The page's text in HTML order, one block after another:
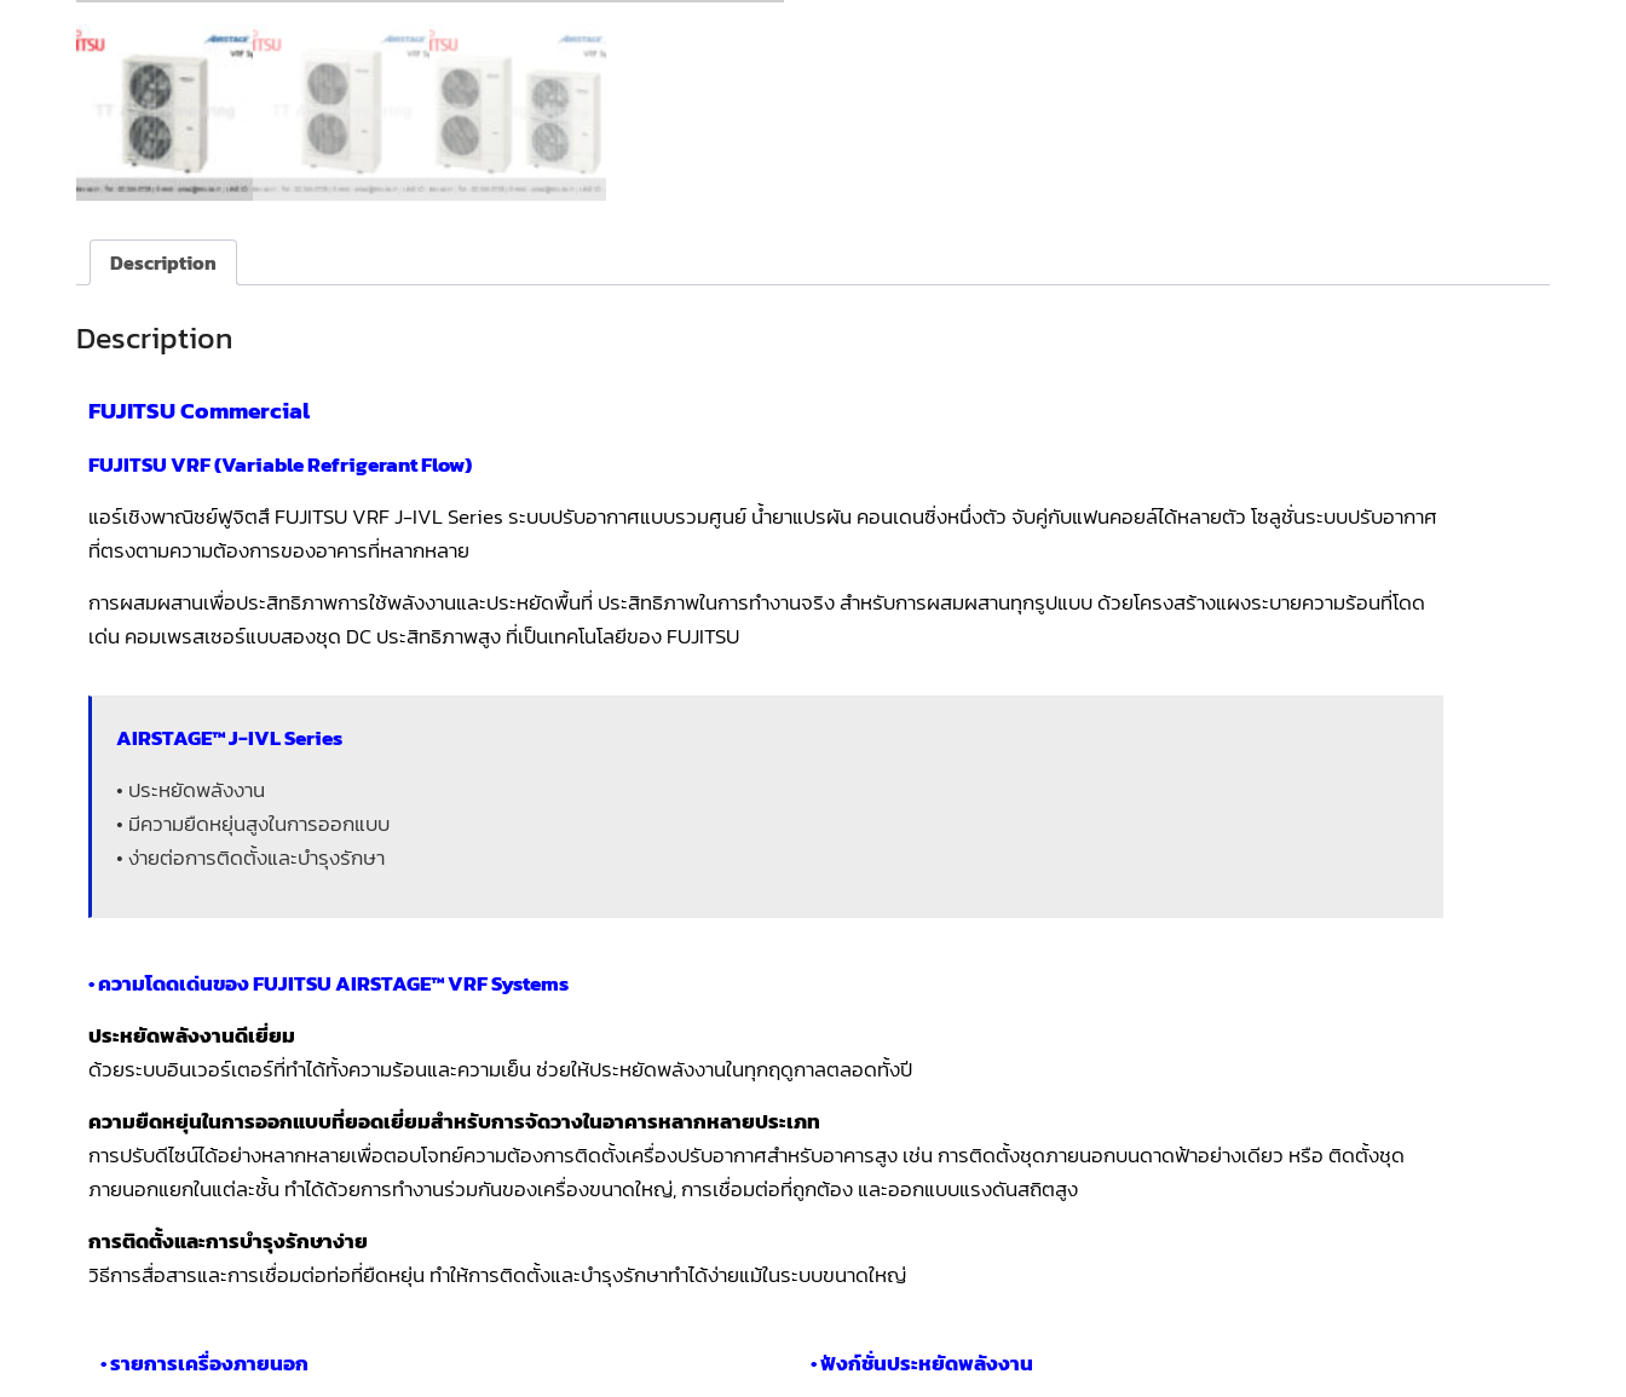
Description
Description
FUJITSU Commercial
FUJITSU VRF (Variable Refrigerant Flow)
แอร์เชิงพาณิชย์ฟูจิตสึ FUJITSU VRF J-IVL Series ระบบปรับอากาศแบบรวมศูนย์ น้ำยาแปรผัน คอนเดนซิ่งหนึ่งตัว จับคู่กับแฟนคอยล์ได้หลายตัว โซลูชั่นระบบปรับอากาศ
ที่ตรงตามความต้องการของอาคารที่หลากหลาย
การผสมผสานเพื่อประสิทธิภาพการใช้พลังงานและประหยัดพื้นที่ ประสิทธิภาพในการทำงานจริง สำหรับการผสมผสานทุกรูปแบบ ด้วยโครงสร้างแผงระบายความร้อนที่โดด
เด่น คอมเพรสเซอร์แบบสองชุด DC ประสิทธิภาพสูง ที่เป็นเทคโนโลยีของ FUJITSU
AIRSTAGE™ J-IVL Series
• ประหยัดพลังงาน
• มีความยืดหยุ่นสูงในการออกแบบ
• ง่ายต่อการติดตั้งและบำรุงรักษา
• ความโดดเด่นของ FUJITSU AIRSTAGE™ VRF Systems
ประหยัดพลังงานดีเยี่ยม
ด้วยระบบอินเวอร์เตอร์ที่ทำได้ทั้งความร้อนและความเย็น ช่วยให้ประหยัดพลังงานในทุกฤดูกาลตลอดทั้งปี
ความยืดหยุ่นในการออกแบบที่ยอดเยี่ยมสำหรับการจัดวางในอาคารหลากหลายประเภท
การปรับดีไซน์ได้อย่างหลากหลายเพื่อตอบโจทย์ความต้องการติดตั้งเครื่องปรับอากาศสำหรับอาคารสูง เช่น การติดตั้งชุดภายนอกบนดาดฟ้าอย่างเดียว หรือ ติดตั้งชุด
ภายนอกแยกในแต่ละชั้น ทำได้ด้วยการทำงานร่วมกันของเครื่องขนาดใหญ่, การเชื่อมต่อที่ถูกต้อง และออกแบบแรงดันสถิตสูง
การติดตั้งและการบำรุงรักษาง่าย
วิธีการสื่อสารและการเชื่อมต่อท่อที่ยืดหยุ่น ทำให้การติดตั้งและบำรุงรักษาทำได้ง่ายแม้ในระบบขนาดใหญ่
• รายการเครื่องภายนอก
• ฟังก์ชั่นประหยัดพลังงาน